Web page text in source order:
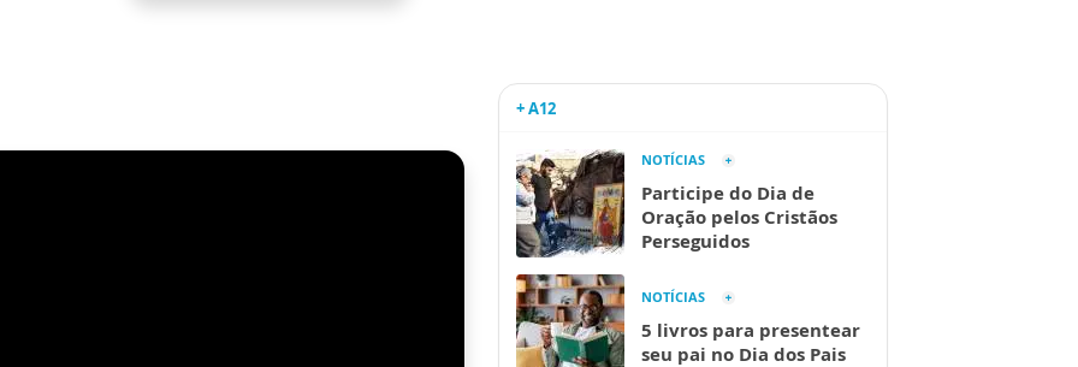
+ A12
NOTÍCIAS
Participe do Dia de
Oração pelos Cristãos
Perseguidos
NOTÍCIAS
5 livros para presentear
seu pai no Dia dos Pais